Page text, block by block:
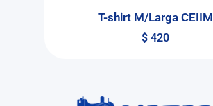
T-shirt M/Larga CEIIM
$ 420